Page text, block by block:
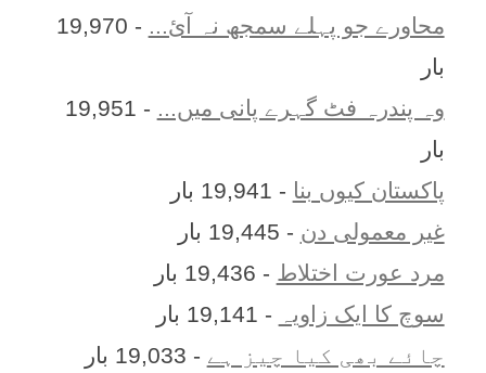
محاورے جو پہلے سمجھ نہ آئ...
- 19,970
بار
وہ پندرہ فٹ گہرے پانی میں...
- 19,951
بار
پاکستان کیوں بنا - 19,941 بار
غیر معمولی دن - 19,445 بار
مرد عورت اختلاط - 19,436 بار
سوچ کا ایک زاویہ
- 19,141 بار
چائے بھی کیا چیز ہے - 19,033 بار